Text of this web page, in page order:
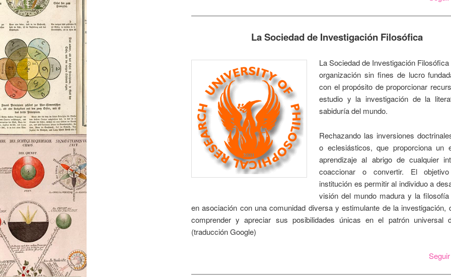
La Sociedad de Investigación Filosófica
La Sociedad de Investigación
organización sin fines de lucro
con el propósito de proporcionar
estudio y la investigación de la
sabiduría del mundo.
Rechazando las inversiones
o eclesiásticos, que proporciona un
aprendizaje al abrigo de cualquier
coaccionar o convertir. El
institución es permitir al individuo a
visión del mundo madura y la
en asociación con una comunidad diversa y estimulante de la investigación,
comprender y apreciar sus posibilidades únicas en el patrón universal
(traducción Google)